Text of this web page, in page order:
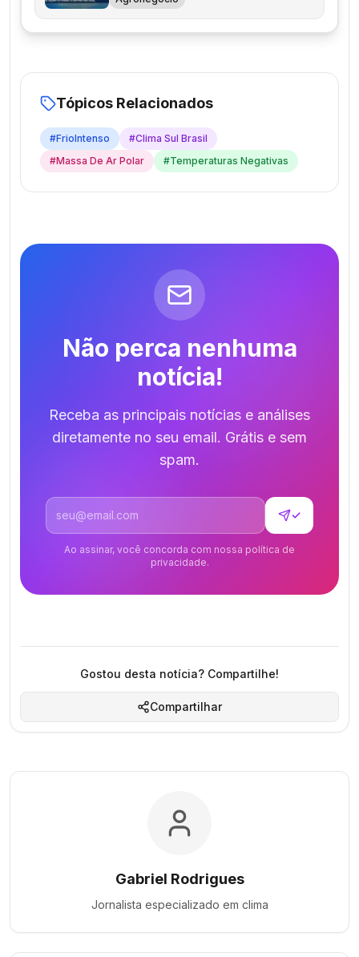
Tópicos Relacionados
#FrioIntenso #Clima Sul Brasil
#Massa De Ar Polar #Temperaturas Negativas
Não perca nenhuma
notícia!
Receba as principais notícias e análises
diretamente no seu email. Grátis e sem
spam.
Endereço de email
✓
Ao assinar, você concorda com nossa política de
privacidade.
Gostou desta notícia? Compartilhe!
Compartilhar
Gabriel Rodrigues
Jornalista especializado em clima